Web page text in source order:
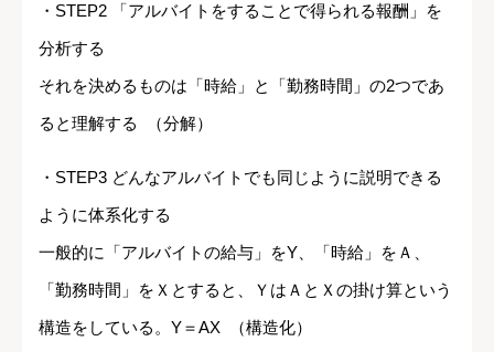
・STEP2 「アルバイトをすることで得られる報酬」を
分析する
それを決めるものは「時給」と「勤務時間」の2つであ
ると理解する （分解）
・STEP3 どんなアルバイトでも同じように説明できる
ように体系化する
一般的に「アルバイトの給与」をY、「時給」をＡ、
「勤務時間」をＸとすると、ＹはＡとＸの掛け算という
構造をしている。Y＝AX （構造化）